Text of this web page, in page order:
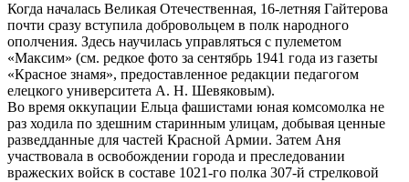
Когда началась Великая Отечественная, 16-летняя Гайтерова
почти сразу вступила добровольцем в полк народного
ополчения. Здесь научилась управляться с пулеметом
«Максим» (см. редкое фото за сентябрь 1941 года из газеты
«Красное знамя», предоставленное редакции педагогом
елецкого университета А. Н. Шевяковым).
Во время оккупации Ельца фашистами юная комсомолка не
раз ходила по здешним старинным улицам, добывая ценные
разведданные для частей Красной Армии. Затем Аня
участвовала в освобождении города и преследовании
вражеских войск в составе 1021-го полка 307-й стрелковой